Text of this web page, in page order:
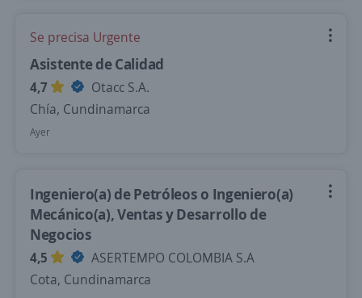
Se precisa Urgente
Asistente de Calidad
4,7
Otacc S.A.
Chía, Cundinamarca
Ayer
Ingeniero(a) de Petróleos o Ingeniero(a)
Mecánico(a), Ventas y Desarrollo de
Negocios
4,5
ASERTEMPO COLOMBIA S.A
Cota, Cundinamarca